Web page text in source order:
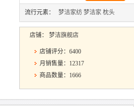
流行元素： 梦洁家纺 梦洁家 枕头
店铺： 梦洁旗舰店
店铺评分：6400
月销售量：12317
商品数量：1666